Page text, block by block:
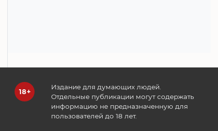
Издание для думающих людей.
Отдельные публикации могут содержать
информацию не предназначенную для
пользователей до 18 лет.